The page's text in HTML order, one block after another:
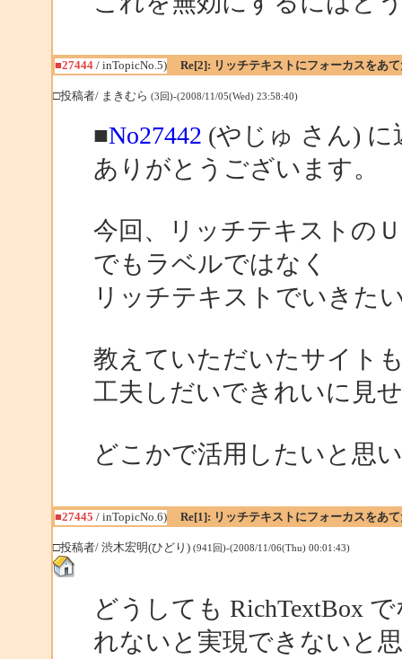
■27444/ inTopicNo.5) Re[2]: リッチテキストにフォーカスをあ
□投稿者/ まきむら (3回)-(2008/11/05(Wed) 23:58:40)
■No27442 (やじゅ さん) に
ありがとうございます。
今回、リッチテキストの
でもラベルではなく
リッチテキストでいきた
教えていただいたサイト
工夫しだいできれいに見
どこかで活用したいと思
■27445 / inTopicNo.6) Re[1]: リッチテキストにフォーカスをあ
□投稿者/ 渋木宏明(ひどり) (941回)-(2008/11/06(Thu) 00:01:43)
どうしても RichTextBox
れないと実現できないと